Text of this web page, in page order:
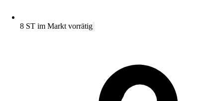
8 ST im Markt vorrätig